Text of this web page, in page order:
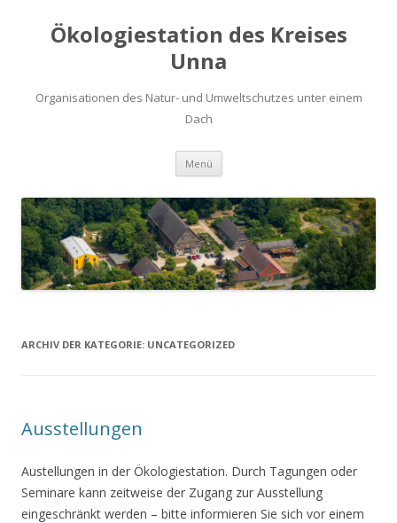
Ökologiestation des Kreises
Unna
Organisationen des Natur- und Umweltschutzes unter einem
Dach
Menü Zum
springen
ARCHIV DER KATEGORIE: UNCATEGORIZED
Ausstellungen
Austellungen in der Ökologiestation. Durch Tagungen oder
Seminare kann zeitweise der Zugang zur Ausstellung
eingeschränkt werden – bitte informieren Sie sich vor einem